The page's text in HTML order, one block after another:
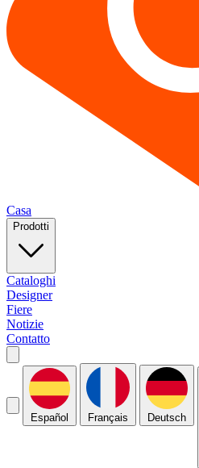
Casa
Prodotti
Cataloghi
Designer
Fiere
Notizie
Contatto
Español Français Deutsch